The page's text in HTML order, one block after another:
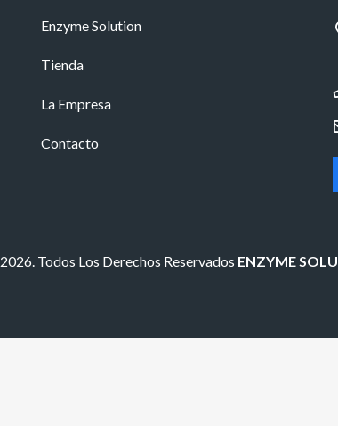
Enzyme Solution
Tienda
La Empresa
Contacto
2026. Todos Los Derechos Reservados ENZYME